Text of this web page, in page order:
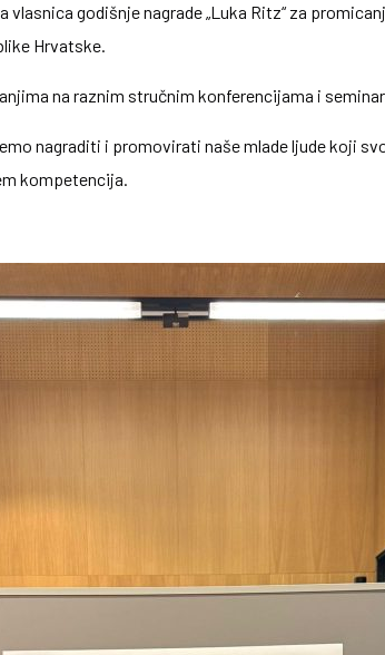
godišnje nagrade „Luka Ritz“ za
Hrvatske.
na raznim stručnim konferencijama i
nagraditi i promovirati naše mlade ljude koji
kompetencija.